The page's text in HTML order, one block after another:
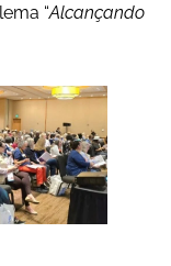
“Alcançando